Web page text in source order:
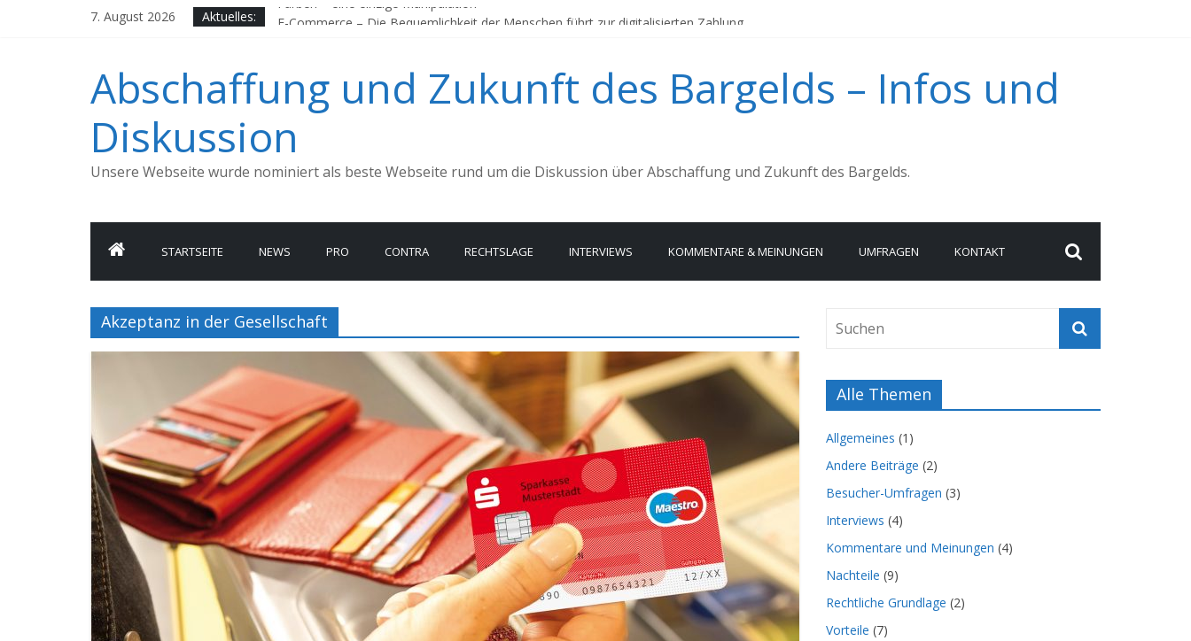
7. August 2026 Aktuelles:
Farben – eine einzige Manipulation
Jens Weidmann, würdest Du dich als einen Verfechter des Bargelds bezeichnen?
Google, Apple Pay & Co. – Trend zum Mobile Payment nimmt Fahrt auf
Abschaffung und Zukunft des Bargelds – Infos und
Diskussion
Unsere Webseite wurde nominiert als beste Webseite rund um die Diskussion über Abschaffung und Zukunft des Bargelds.
STARTSEITE NEWS PRO CONTRA RECHTSLAGE INTERVIEWS KOMMENTARE & MEINUNGEN UMFRAGEN KONTAKT
Akzeptanz in der Gesellschaft
Alle Themen
Allgemeines (1)
Andere Beiträge (2)
Besucher-Umfragen (3)
Interviews (4)
Kommentare und Meinungen (4)
Nachteile (9)
Rechtliche Grundlage (2)
Vorteile (7)